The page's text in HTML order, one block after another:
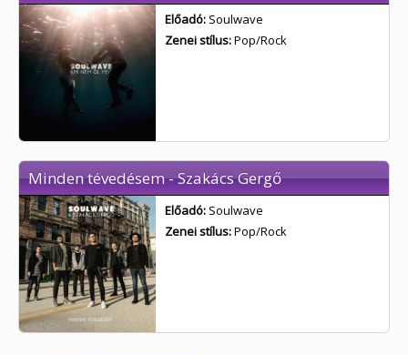
Előadó: Soulwave
Zenei stílus:Pop/Rock
Minden tévedésem - Szakács Gergő
Előadó: Soulwave
Zenei stílus:Pop/Rock